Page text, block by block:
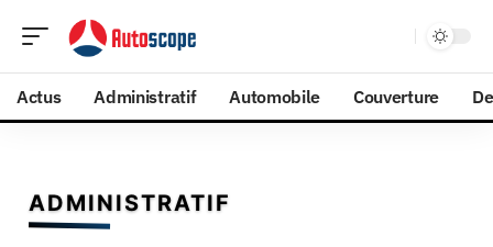
Actus Administratif Automobile Couverture
ADMINISTRATIF